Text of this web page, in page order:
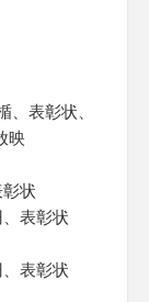
表彰状、
映
状
表彰状
表彰状